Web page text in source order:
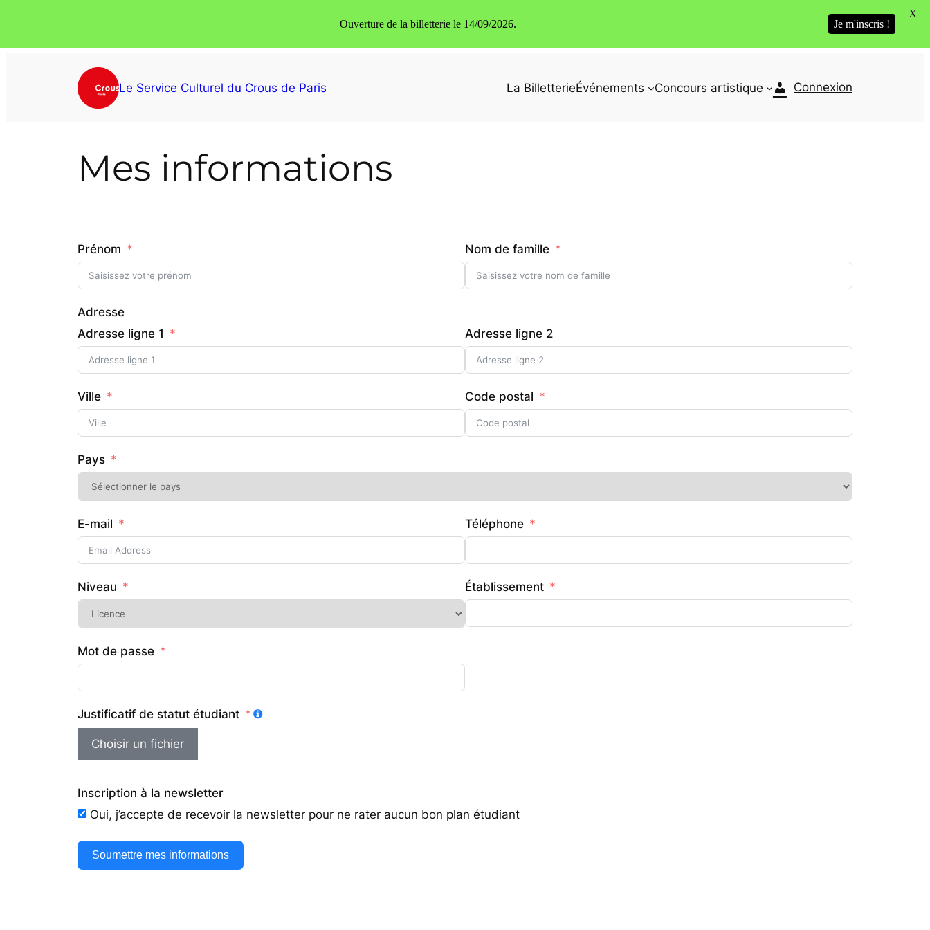
Le Service Culturel du Crous de Paris La BilletterieÉvénements Concours artistique Connexion
Mes informations
Prénom Nom de famille
Adresse
Adresse ligne 1
Adresse ligne 2
Ville Code postal
Pays
E-mail
Niveau
Mot de passe
Téléphone
Établissement
Justificatif de statut étudiant
Choisir un fichier
Inscription à la newsletter
Oui, j’accepte de recevoir la newsletter pour ne rater aucun bon plan étudiant
Soumettre mes informations
Ouverture de la billetterie le 14/09/2026. Je m'inscris !
X